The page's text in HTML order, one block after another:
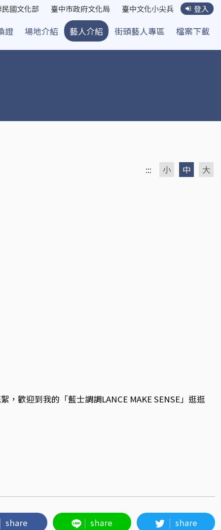
民國文化部 臺中市政府文化局 臺中文化小尖兵 登入
證 場地介紹 藝人介紹 街頭藝人專區
檔案下載
::: 小 中 大
，歡迎到我的「藍士調調LANCE MAKE SENSE」逛逛
share share share